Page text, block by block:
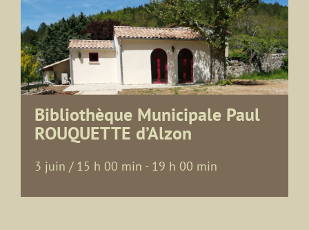
Bibliothèque Municipale Paul
ROUQUETTE d’Alzon
3 juin / 15 h 00 min - 19 h 00 min